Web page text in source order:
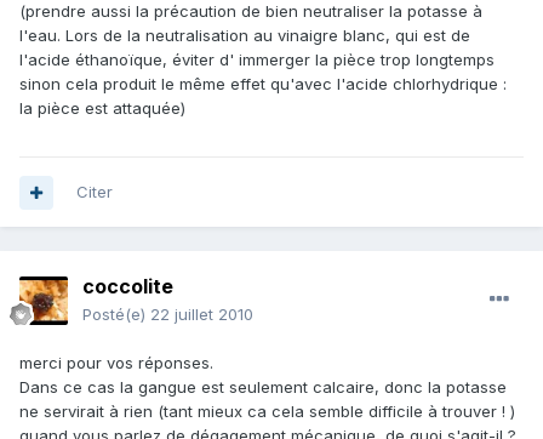
(prendre aussi la précaution de bien neutraliser la potasse à
l'eau. Lors de la neutralisation au vinaigre blanc, qui est de
l'acide éthanoïque, éviter d' immerger la pièce trop longtemps
sinon cela produit le même effet qu'avec l'acide chlorhydrique :
la pièce est attaquée)
Citer
coccolite
Posté(e) 22 juillet 2010
merci pour vos réponses.
Dans ce cas la gangue est seulement calcaire, donc la potasse
ne servirait à rien (tant mieux ca cela semble difficile à trouver ! )